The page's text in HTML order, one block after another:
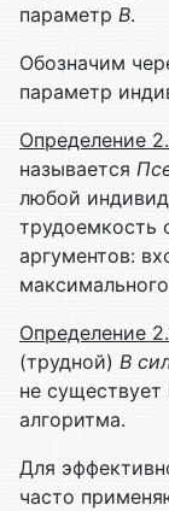
параметр B.
Обозначим
параметр
Определение
называется
любой
трудоемкость
аргументов:
Определение
(трудной) В
не
алгоритма.
Для
часто